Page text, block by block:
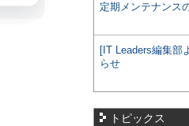
定期メンテナンス
[IT Leaders編集部
らせ
トピックス